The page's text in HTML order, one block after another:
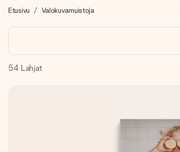
Tilaa tänään – personoitu lahja valmistuu ja
Etusivu Valokuvamuistoja
54 Lahjat